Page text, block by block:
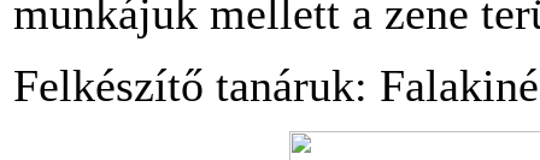
munkájuk mellett a zene
Felkészítő tanáruk: